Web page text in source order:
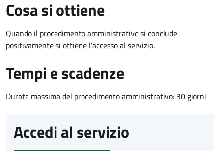
Cosa si ottiene
Quando il procedimento amministrativo si conclude
positivamente si ottiene l'accesso al servizio.
Tempi e scadenze
Durata massima del procedimento amministrativo: 30 giorni
Accedi al servizio